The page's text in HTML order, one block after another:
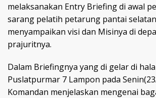
melaksanakan Entry Briefing di awal
sarang pelatih petarung pantai
menyampaikan visi dan Misinya di
prajuritnya.
Dalam Briefingnya yang di gelar di
Puslatpurmar 7 Lampon pada
Komandan menjelaskan mengenai